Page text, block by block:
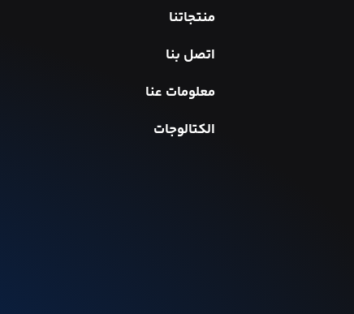
منتجاتنا
اتصل بنا
معلومات عنا
الكتالوجات